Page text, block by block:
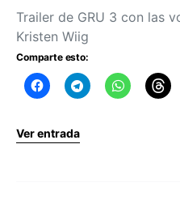
Trailer de GRU 3 con las
Kristen Wiig
Comparte esto:
Ver entrada